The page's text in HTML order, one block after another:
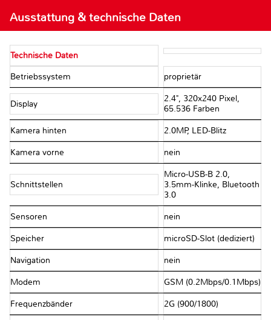
Ausstattung & technische Daten
Technische Daten
Betriebssystem proprietär
Display
2.4", 320x240 Pixel,
65.536 Farben
Kamera hinten 2.0MP, LED-Blitz
Kamera vorne nein
Schnittstellen
Micro-USB-B 2.0,
3.5mm-Klinke, Bluetooth
3.0
Sensoren nein
Speicher microSD-Slot (dediziert)
Navigation nein
Modem GSM (0.2Mbps/​0.1Mbps)
Frequenzbänder 2G (900/​1800)